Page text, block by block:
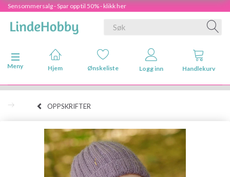
Sensommersalg - Spar opp til 50% - klikk her
Veksle navigasjon
Meny
Hjem Ønskeliste Logg inn Handlekurv
OPPSKRIFTER